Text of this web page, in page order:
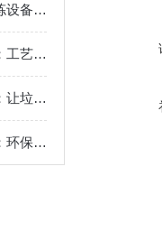
变废为宝：建筑装修垃圾分拣设备工作流程详解
建筑装修垃圾分拣设备指南：工艺逻辑、设备选型与避坑要点
智能式全自动垃圾分拣设备：让垃圾分类更高效、更精准
智能式全自动垃圾分拣设备：环保新设备